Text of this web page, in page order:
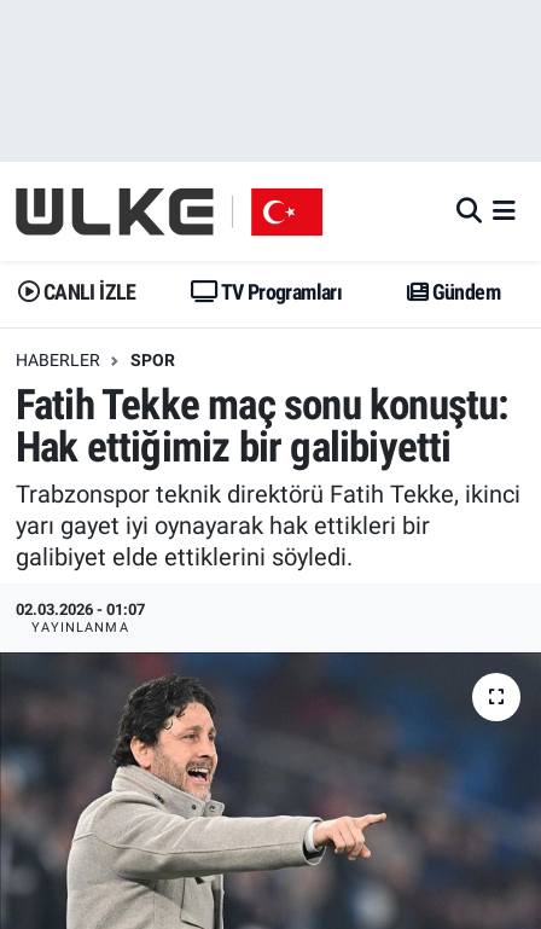
CANLI İZLE TV Programları Gündem
HABERLER SPOR
Fatih Tekke maç sonu konuştu:
Hak ettiğimiz bir galibiyetti
Trabzonspor teknik direktörü Fatih Tekke, ikinci
yarı gayet iyi oynayarak hak ettikleri bir
galibiyet elde ettiklerini söyledi.
02.03.2026 - 01:07
YAYINLANMA
Gündem
Dünya
Erişim Bilgileri
Ekonomi
Trend
Yazarlar
Gündem
Trend
Erişim Bilgileri
Spor
Ekonomi
Medya
Özel Haberler
Kadın
Erişim Bilgileri
Sağlık
İstanbul Namaz Vakitleri
Trafik Durumu
Erişim Bilgileri
Tüm Manşetler
Son Dakika Haberleri